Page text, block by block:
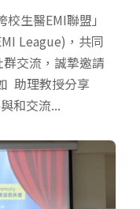
生醫EMI聯盟」
League)，共同
交流，誠摯邀請
助理教授分享
和交流...